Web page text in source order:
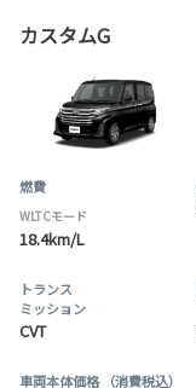
カスタムG
燃費
WLTCモード
18.4km/L
トランス
ミッション
CVT
車両本体価格 （消費税込）